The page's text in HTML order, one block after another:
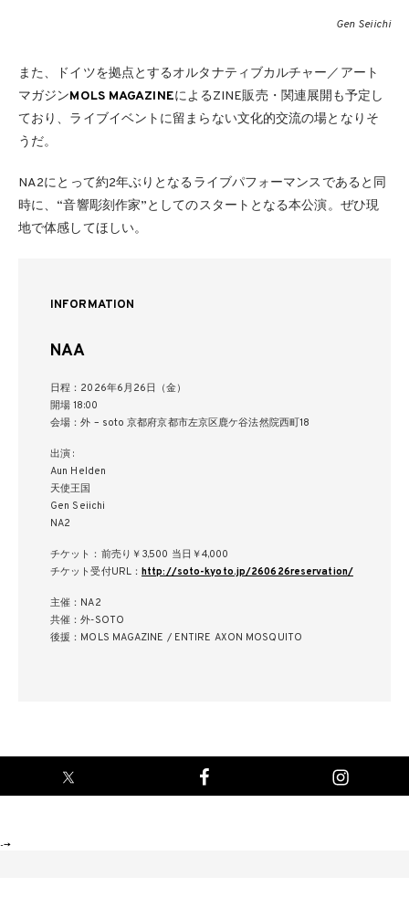
Gen Seiichi
また、ドイツを拠点とするオルタナティブカルチャー／アート
マガジンMOLS MAGAZINEによるZINE販売・関連展開も予定し
ており、ライブイベントに留まらない文化的交流の場となりそ
うだ。
NA2にとって約2年ぶりとなるライブパフォーマンスであると同
時に、“音響彫刻作家”としてのスタートとなる本公演。ぜひ現
地で体感してほしい。
INFORMATION
NAA
日程：2026年6月26日（金）
開場 18:00
会場：外 – soto 京都府京都市左京区鹿ケ谷法然院西町18
出演 :
Aun Helden
天使王国
Gen Seiichi
NA2
チケット：前売り￥3,500 当日￥4,000
チケット受付URL：http://soto-kyoto.jp/260626reservation/
主催：NA2
共催：外-SOTO
後援：MOLS MAGAZINE / ENTIRE AXON MOSQUITO
-->